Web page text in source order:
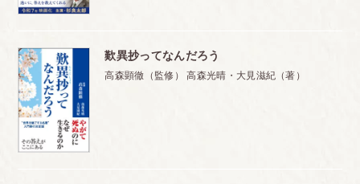
歎異抄ってなんだろう
高森顕徹（監修） 高森光晴・大見滋紀（著）